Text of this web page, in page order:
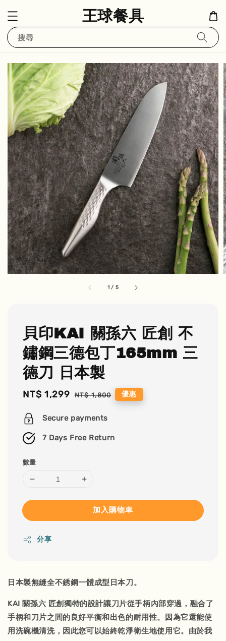
王球餐具
搜尋
1 / 5
貝印KAI 關孫六 匠創 不
鏽鋼三德包丁165mm 三
德刀 日本製
Sale
NT$ 1,299 Regular
NT$ 1,800 優惠
Secure payments
7 Days Free Return
數量
加入購物車
分享
日本製無縫全不銹鋼一體成型日本刀。
KAI 關孫六 匠創獨特的設計讓刀片從手柄內部穿過，融合了
手柄和刀片之間的良好平衡和出色的耐用性。因為它還能使
用洗碗機清洗，因此您可以始終乾淨衛生地使用它。由於我